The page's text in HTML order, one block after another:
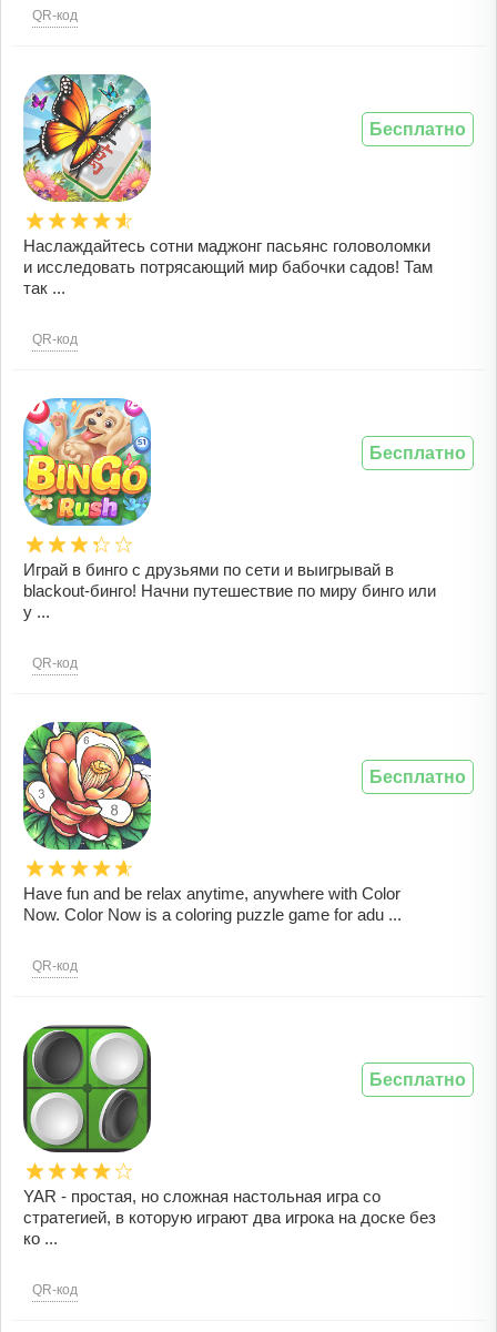
QR-код
Наслаждайтесь сотни маджонг пасьянс головоломки
и исследовать потрясающий мир бабочки садов! Там
так ...
QR-код
Бесплатно
Играй в бинго с друзьями по сети и выигрывай в
blackout-бинго! Начни путешествие по миру бинго или
у ...
QR-код
Бесплатно
Have fun and be relax anytime, anywhere with Color
Now. Color Now is a coloring puzzle game for adu ...
QR-код
Бесплатно
YAR - простая, но сложная настольная игра со
стратегией, в которую играют два игрока на доске без
ко ...
QR-код
Бесплатно